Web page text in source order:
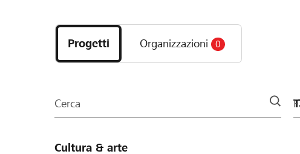
i
progetti
e
della
Progetti Organizzazioni 0
Cerca